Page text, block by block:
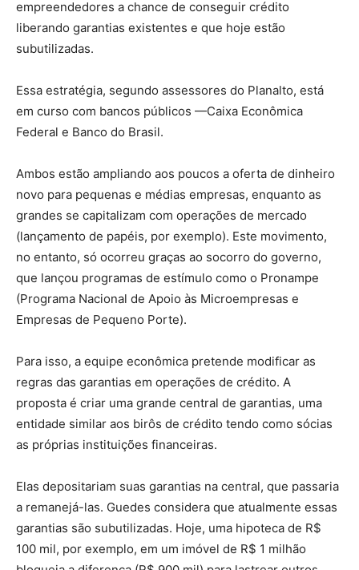
empreendedores a chance de conseguir crédito
liberando garantias existentes e que hoje estão
subutilizadas.
Essa estratégia, segundo assessores do Planalto, está
em curso com bancos públicos —Caixa Econômica
Federal e Banco do Brasil.
Ambos estão ampliando aos poucos a oferta de dinheiro
novo para pequenas e médias empresas, enquanto as
grandes se capitalizam com operações de mercado
(lançamento de papéis, por exemplo). Este movimento,
no entanto, só ocorreu graças ao socorro do governo,
que lançou programas de estímulo como o Pronampe
(Programa Nacional de Apoio às Microempresas e
Empresas de Pequeno Porte).
Para isso, a equipe econômica pretende modificar as
regras das garantias em operações de crédito. A
proposta é criar uma grande central de garantias, uma
entidade similar aos birôs de crédito tendo como sócias
as próprias instituições financeiras.
Elas depositariam suas garantias na central, que passaria
a remanejá-las. Guedes considera que atualmente essas
garantias são subutilizadas. Hoje, uma hipoteca de R$
100 mil, por exemplo, em um imóvel de R$ 1 milhão